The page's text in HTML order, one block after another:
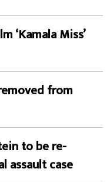
‘Kamala Miss’
from
to be re-
assault case